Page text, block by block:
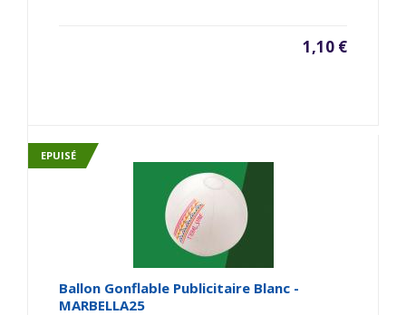
1,10 €
EPUISÉ
Ballon Gonflable Publicitaire Blanc -
MARBELLA25